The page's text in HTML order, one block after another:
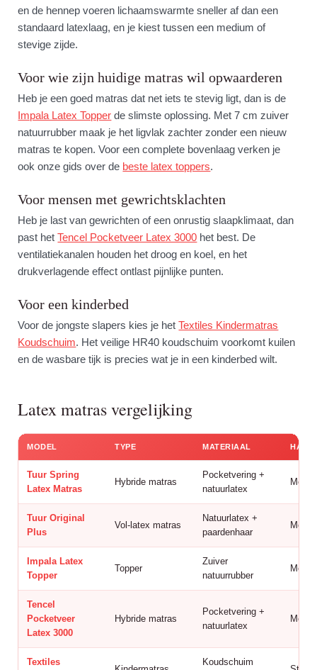
en de hennep voeren lichaamswarmte sneller af dan een
standaard latexlaag, en je kiest tussen een medium of
stevige zijde.
Voor wie zijn huidige matras wil opwaarderen
Heb je een goed matras dat net iets te stevig ligt, dan is de
Impala Latex Topper de slimste oplossing. Met 7 cm zuiver
natuurrubber maak je het ligvlak zachter zonder een nieuw
matras te kopen. Voor een complete bovenlaag verken je
ook onze gids over de beste latex toppers.
Voor mensen met gewrichtsklachten
Heb je last van gewrichten of een onrustig slaapklimaat, dan
past hetTencel Pocketveer Latex 3000 het best. De
ventilatiekanalen houden het droog en koel, en het
drukverlagende effect ontlast pijnlijke punten.
Voor een kinderbed
Voor de jongste slapers kies je hetTextiles Kindermatras
Koudschuim. Het veilige HR40 koudschuim voorkomt kuilen
en de wasbare tijk is precies wat je in een kinderbed wilt.
Latex matras vergelijking
MODEL TYPE MATERIAAL
Tuur Spring
Latex Matras
Hybride matras
Pocketvering +
natuurlatex
Tuur Original
Plus
Vol-latex matras
Natuurlatex +
paardenhaar
Impala Latex
Topper
Topper
Zuiver
natuurrubber
Tencel
Pocketveer
Latex 3000
Hybride matras
Pocketvering +
natuurlatex
Textiles Koudschuim